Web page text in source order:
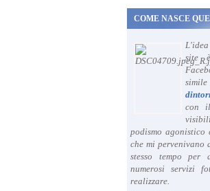
COME NASCE
site
con
podismo
che mi
stesso tempo per
numerosi servizi
realizzare.